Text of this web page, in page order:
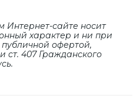
сайте носит
характер и ни при
публичной офертой,
407 Гражданского